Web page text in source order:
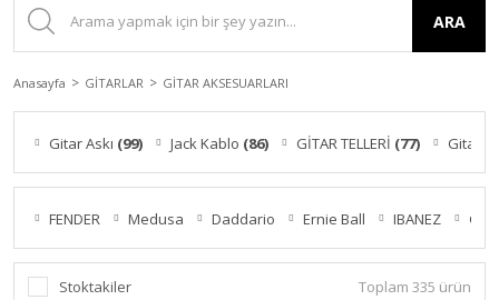
ARA
Anasayfa GİTARLAR GİTAR AKSESUARLARI
Gitar Askı (99) Jack Kablo (86) GİTAR TELLERİ (77) Gitar
FENDER Medusa Daddario Ernie Ball IBANEZ G-
Stoktakiler Toplam 335 ürün